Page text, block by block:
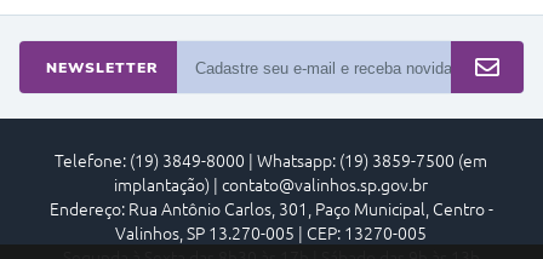
NEWSLETTER
Telefone: (19) 3849-8000 | Whatsapp: (19) 3859-7500 (em
implantação) | contato@valinhos.sp.gov.br
Endereço: Rua Antônio Carlos, 301, Paço Municipal, Centro -
Valinhos, SP 13.270-005 | CEP: 13270-005